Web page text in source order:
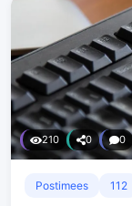
210 0 0
Postimees 112